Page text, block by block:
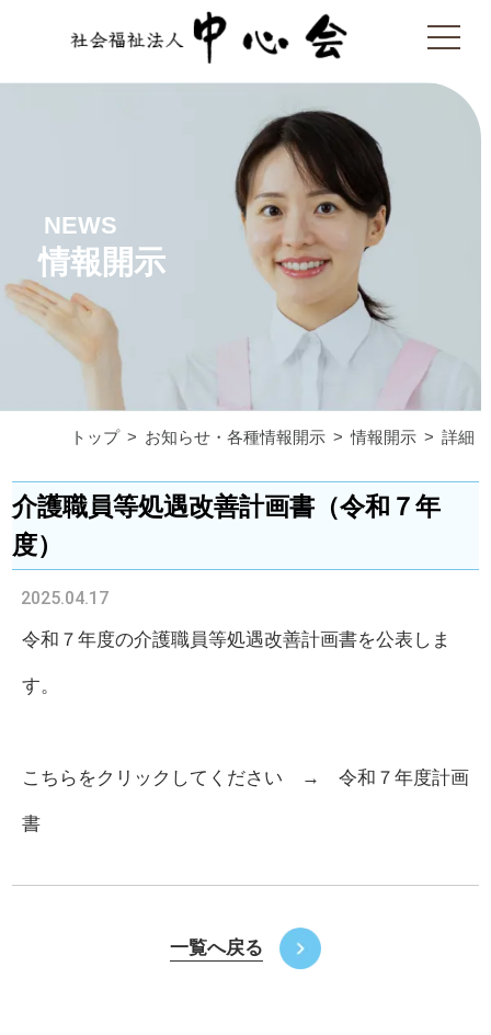
NEWS
情報開示
トップ お知らせ・各種情報開示 情報開示 詳細
介護職員等処遇改善計画書（令和７年
度）
2025.04.17
令和７年度の介護職員等処遇改善計画書を公表しま
す。
こちらをクリックしてください → 令和７年度計画
書
一覧へ戻る